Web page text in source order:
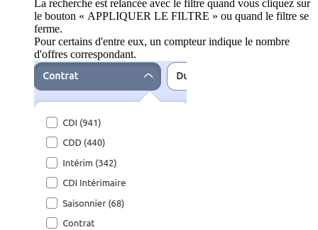
La recherche est relancée avec le filtre quand vous cliquez sur
le bouton « APPLIQUER LE FILTRE » ou quand le filtre se
ferme.
Pour certains d'entre eux, un compteur indique le nombre
d'offres correspondant.